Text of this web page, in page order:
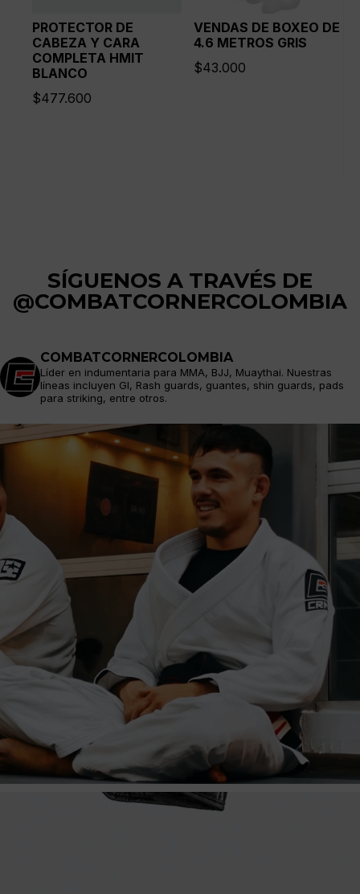
PROTECTOR DE
CABEZA Y CARA
COMPLETA HMIT
BLANCO
$477.600
VENDAS DE BOXEO DE
4.6 METROS GRIS
$43.000
SÍGUENOS A TRAVÉS DE
@COMBATCORNERCOLOMBIA
COMBATCORNERCOLOMBIA
Líder en indumentaria para MMA, BJJ, Muaythai. Nuestras
líneas incluyen GI, Rash guards, guantes, shin guards, pads
para striking, entre otros.